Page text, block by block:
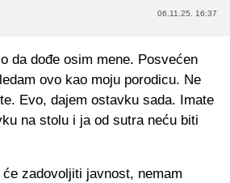
06.11.25. 16:37
da dođe osim mene. Posvećen
ovo kao moju porodicu. Ne
Evo, dajem ostavku sada. Imate
na stolu i ja od sutra neću biti
zadovoljiti javnost, nemam